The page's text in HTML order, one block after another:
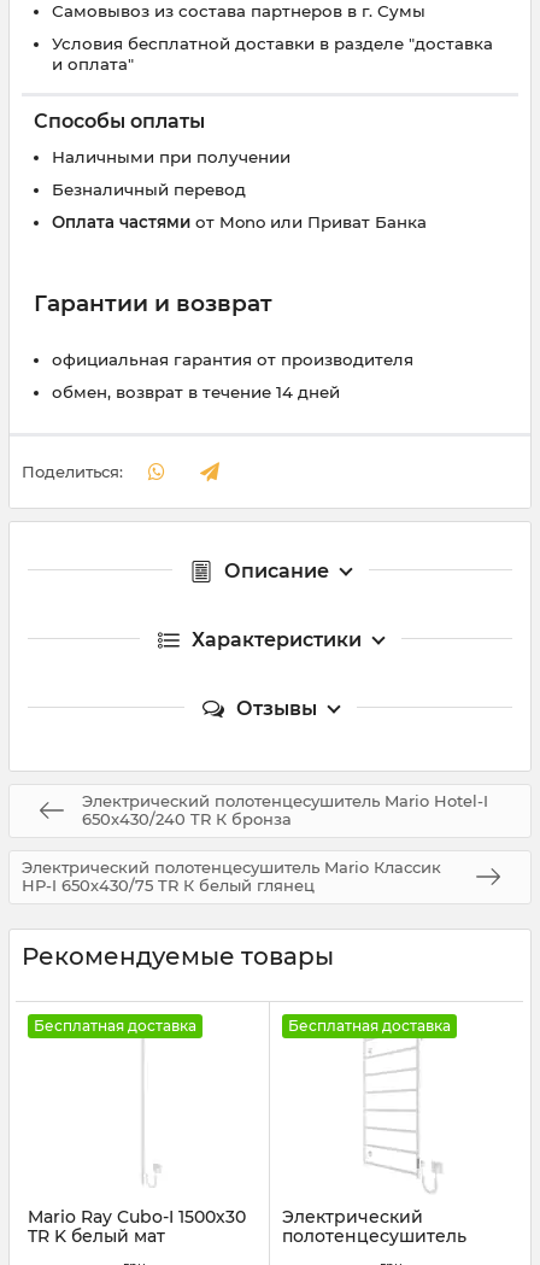
Самовывоз из состава партнеров в г. Сумы
Условия бесплатной доставки в разделе "доставка
и оплата"
Способы оплаты
Наличными при получении
Безналичный перевод
Оплата частями от Mono или Приват Банка
Гарантии и возврат
официальная гарантия от производителя
обмен, возврат в течение 14 дней
Поделиться:
Описание
Характеристики
Отзывы
Электрический полотенцесушитель Mario Hotel-I
650х430/240 TR К бронза
Электрический полотенцесушитель Mario Классик
НР-I 650х430/75 TR К белый глянец
Рекомендуемые товары
Бесплатная доставка
Mario Ray Cubo-I 1500х30
TR K белый мат
Бесплатная доставка
Электрический
полотенцесушитель